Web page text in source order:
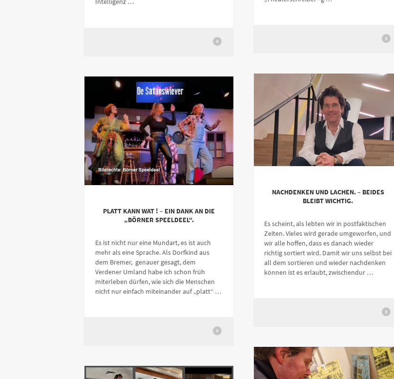
PLATT KANN WAT ! – EIN DANK AN DIE
„BÖRNER SPEELDEEL“.
Es ist nicht nur eine Mundart, es ist auch
mehr als eine Sprache. Als Dorfkind aus
dem Bremer, genauer gesagt, dem
Verdener Umland habe ich schon früh
miterleben dürfen, wie sich die Menschen
nicht nur einfach miteinander auf „platt“ …
NACHDENKEN UND LACHEN. – BEIDES
BLEIBT WICHTIG.
Es scheint, als lebten wir in postfaktischen
Zeiten. Vieles wird gerade umgeworfen, und
wir alle hoffen, dass es danach wieder
richtig sortiert wird. Damit wir uns selbst bei
all dem sortieren und wieder nachdenken
können ist es erlaubt, zwischendur …